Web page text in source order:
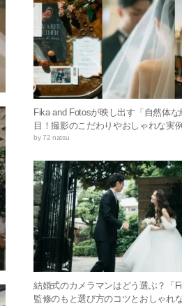
Fika and Fotosが映し出す「自然体
目！撮影のこだわりやおしゃれな実
by 72 natsu
結婚式のカメラマンはどう選ぶ？「
監修のもと選び方のコツとおしゃれ